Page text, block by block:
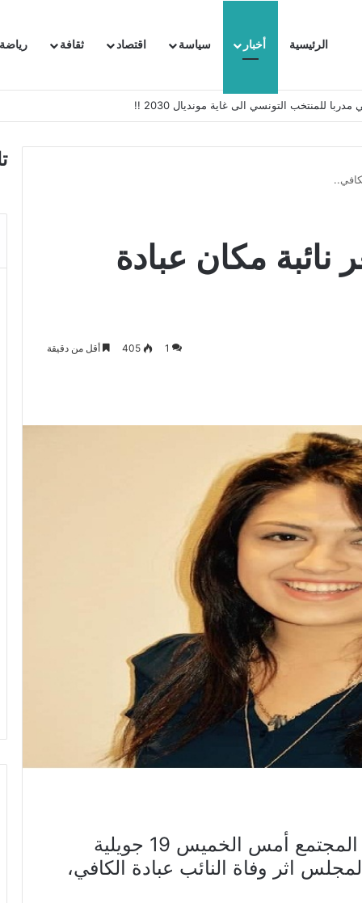
الرئيسية أخبار سياسة اقتصاد ثقافة رياضة
الفرنسية بتونس وتبلغها احتجاجا شديد اللهجة !!
مكان عبادة
1
405 أقل من دقيقة
أوضح مكتب مجلس نواب الشعب المجتمع أمس الخميس 19 جويلية
اثر وفاة النائب عبادة الكافي،